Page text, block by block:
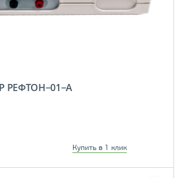
РЕФТОН−01−А
Купить в 1 клик